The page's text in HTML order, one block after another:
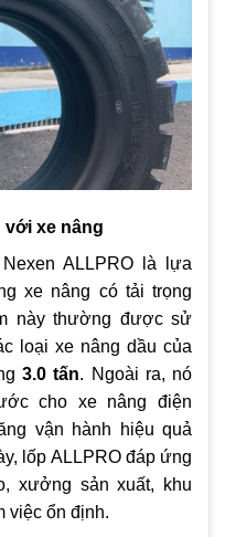
xe nâng
ALLPRO là lựa
xe nâng có tải trọng
này thường được sử
loại xe nâng dầu của
3.0 tấn. Ngoài ra, nó
cho xe nâng điện
vận hành hiệu quả
lốp ALLPRO đáp ứng
xưởng sản xuất, khu
việc ổn định.